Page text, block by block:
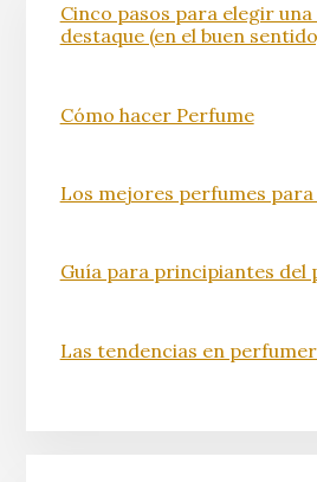
Cinco pasos para elegir
destaque (en el buen
Cómo hacer Perfume
Los mejores perfumes para
Guía para principiantes del
Las tendencias en